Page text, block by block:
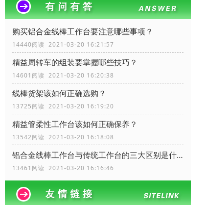
购买铝合金线棒工作台要注意哪些事项？
14440阅读 2021-03-20 16:21:57
精益周转车的组装要掌握哪些技巧？
14601阅读 2021-03-20 16:20:38
线棒货架该如何正确选购？
13725阅读 2021-03-20 16:19:20
精益管柔性工作台该如何正确保养？
13542阅读 2021-03-20 16:18:08
铝合金线棒工作台与传统工作台的三大区别是什么？
13461阅读 2021-03-20 16:16:46